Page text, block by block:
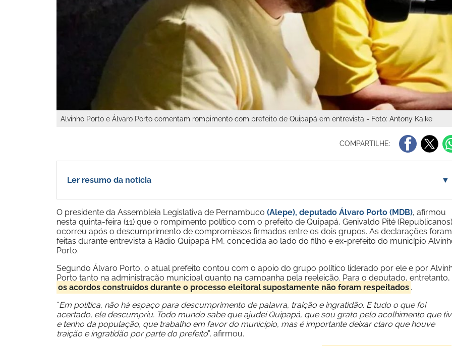
Alvinho Porto e Álvaro Porto comentam rompimento com prefeito de Quipapá em entrevista - Foto: Antony Kaike
COMPARTILHE:
Ler resumo da notícia ▼
O presidente da Assembleia Legislativa de Pernambuco (Alepe), deputado Álvaro Porto (MDB), afirmou
nesta quinta-feira (11) que o rompimento político com o prefeito de Quipapá, Genivaldo Pité
ocorreu após o descumprimento de compromissos firmados entre os dois grupos. As declarações foram
feitas durante entrevista à Rádio Quipapá FM, concedida ao lado do filho e ex-prefeito do município
Porto.
Segundo Álvaro Porto, o atual prefeito contou com o apoio do grupo político liderado por ele e por
Porto tanto na administração municipal quanto na campanha pela reeleição. Para o deputado, entretanto,
os acordos construídos durante o processo eleitoral supostamente não foram respeitados .
“Em política, não há espaço para descumprimento de palavra, traição e ingratidão. E tudo o que foi
acertado, ele descumpriu. Todo mundo sabe que ajudei Quipapá, que sou grato pelo acolhimento que
e tenho da população, que trabalho em favor do município, mas é importante deixar claro que houve
traição e ingratidão por parte do prefeito”, afirmou.